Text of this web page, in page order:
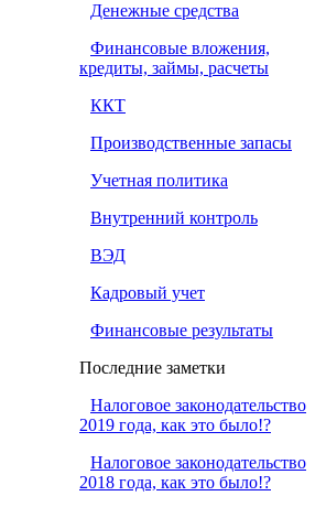
Денежные средства
Финансовые вложения,
кредиты, займы, расчеты
ККТ
Производственные запасы
Учетная политика
Внутренний контроль
ВЭД
Кадровый учет
Финансовые результаты
Последние заметки
Налоговое законодательство
2019 года, как это было!?
Налоговое законодательство
2018 года, как это было!?